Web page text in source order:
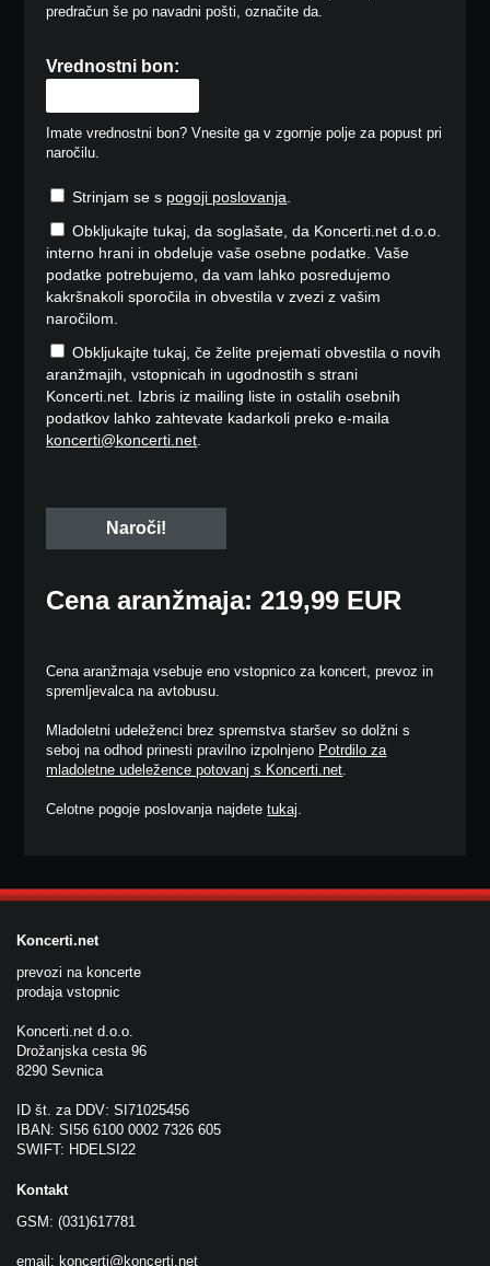
predračun še po navadni pošti, označite da.
Vrednostni bon:
Imate vrednostni bon? Vnesite ga v zgornje polje za popust pri
naročilu.
Strinjam se s pogoji poslovanja.
Obkljukajte tukaj, da soglašate, da Koncerti.net d.o.o.
interno hrani in obdeluje vaše osebne podatke. Vaše
podatke potrebujemo, da vam lahko posredujemo
kakršnakoli sporočila in obvestila v zvezi z vašim
naročilom.
Obkljukajte tukaj, če želite prejemati obvestila o novih
aranžmajih, vstopnicah in ugodnostih s strani
Koncerti.net. Izbris iz mailing liste in ostalih osebnih
podatkov lahko zahtevate kadarkoli preko e-maila
koncerti@koncerti.net.
Cena aranžmaja: 219,99 EUR
Cena aranžmaja vsebuje eno vstopnico za koncert, prevoz in
spremljevalca na avtobusu.
Mladoletni udeleženci brez spremstva staršev so dolžni s
seboj na odhod prinesti pravilno izpolnjeno Potrdilo za
mladoletne udeležence potovanj s Koncerti.net.
Celotne pogoje poslovanja najdetetukaj.
Koncerti.net
prevozi na koncerte
prodaja vstopnic
Koncerti.net d.o.o.
Drožanjska cesta 96
8290 Sevnica
ID št. za DDV: SI71025456
IBAN: SI56 6100 0002 7326 605
SWIFT: HDELSI22
Kontakt
GSM: (031)617781
email: koncerti@koncerti.net